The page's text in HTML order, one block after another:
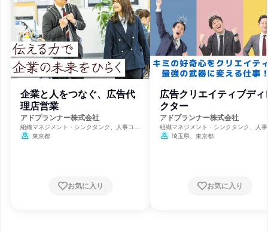
企業と人をつなぐ、広告代
理店営業
アドプランナー株式会社
組織マネジメント・シンクタンク、人事コン
サルティング、広告・宣伝
東京都
お気に入り
広告クリエイティブディ
クター
アドプランナー株式会社
組織マネジメント・シンクタンク、人
サルティング、広告・宣伝
埼玉県、東京都
お気に入り